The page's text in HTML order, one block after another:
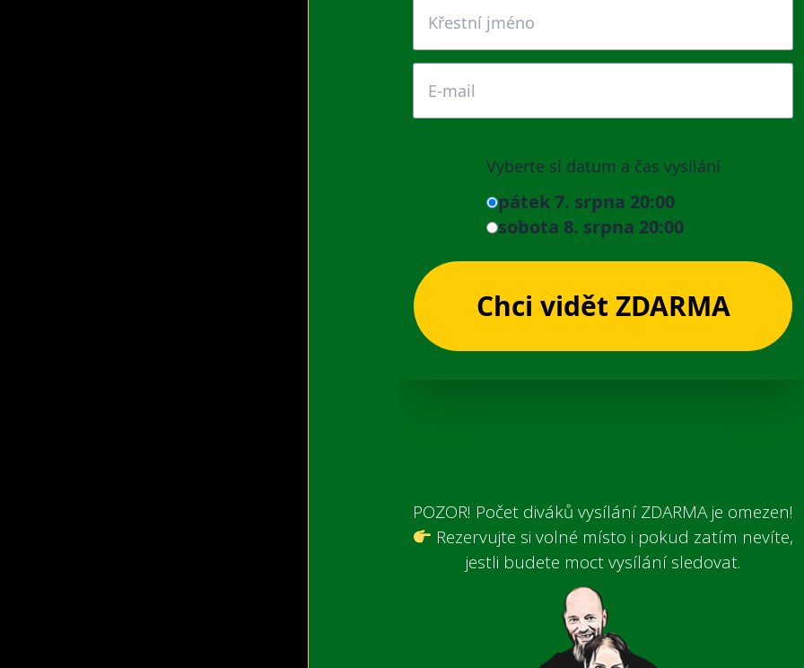
POZOR! Počet diváků vysílání ZDARMA je omezen!
Rezervujte si volné místo i pokud zatím nevíte,
jestli budete moct vysílání sledovat.